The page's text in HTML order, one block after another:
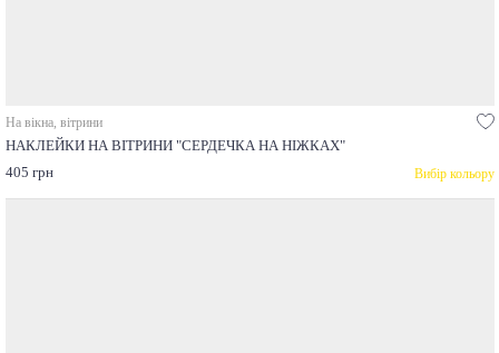
На вікна, вітрини
НАКЛЕЙКИ НА ВІТРИНИ "СЕРДЕЧКА НА НІЖКАХ"
405 грн
Вибір кольору